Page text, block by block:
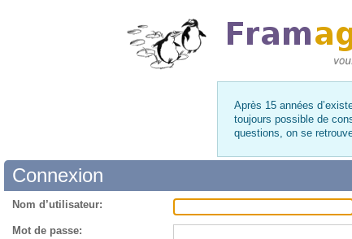
Après 15 années
toujours possible de
questions, on se
Connexion
Nom d’utilisateur:
Mot de passe: